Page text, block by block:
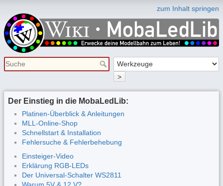
zum Inhalt springen
>
Der Einstieg in die MobaLedLib:
Platinen-Überblick & Anleitungen
MLL-Online-Shop
Schnellstart & Installation
Fehlersuche & Fehlerbehebung
Einsteiger-Video
Erklärung RGB-LEDs
Der Universal-Schalter WS2811